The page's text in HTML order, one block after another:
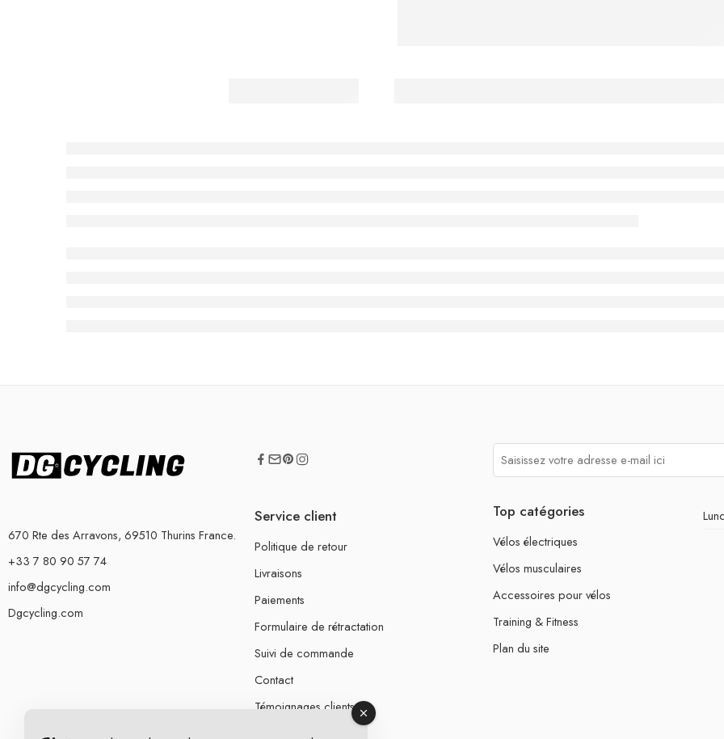
670 Rte des Arravons, 69510 Thurins France.
+33 7 80 90 57 74
info@dgcycling.com
Dgcycling.com
Service client
Politique de retour
Livraisons
Paiements
Formulaire de rétractation
Suivi de commande
Contact
Témoignages clients
Top catégories
Vélos électriques
Vélos musculaires
Accessoires pour vélos
Training & Fitness
Plan du site